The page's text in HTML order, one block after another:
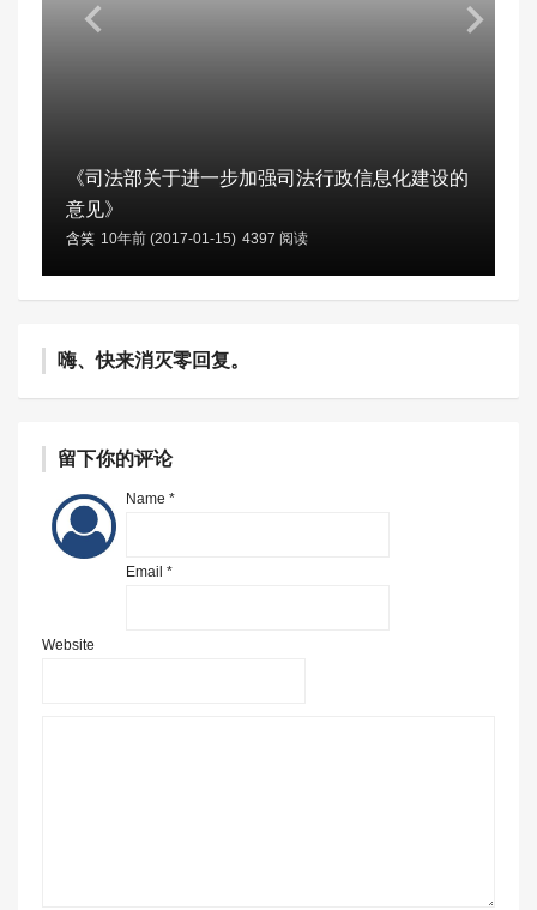
《司法部关于进一步加强司法行政信息化建设的
意见》
含笑 10年前 (2017-01-15) 4397 阅读
嗨、快来消灭零回复。
留下你的评论
Name *
Email *
Website